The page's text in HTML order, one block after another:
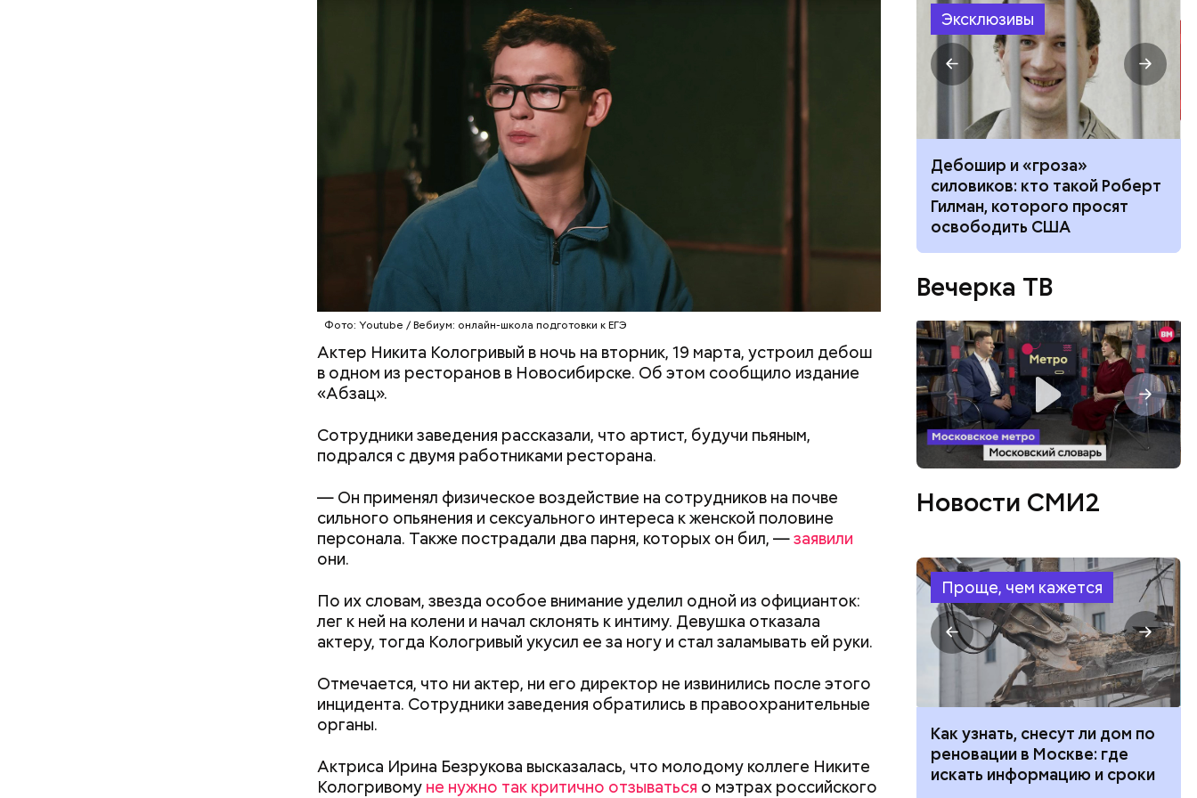
Фото: Youtube / Вебиум: онлайн-школа подготовки к ЕГЭ
Актер Никита Кологривый в ночь на вторник, 19 марта, устроил дебош
в одном из ресторанов в Новосибирске. Об этом сообщило издание
«Абзац».
Сотрудники заведения рассказали, что артист, будучи пьяным,
подрался с двумя работниками ресторана.
— Он применял физическое воздействие на сотрудников на почве
сильного опьянения и сексуального интереса к женской половине
персонала. Также пострадали два парня, которых он бил, —заявили
они.
По их словам, звезда особое внимание уделил одной из официанток:
лег к ней на колени и начал склонять к интиму. Девушка отказала
актеру, тогда Кологривый укусил ее за ногу и стал заламывать ей руки.
Отмечается, что ни актер, ни его директор не извинились после этого
инцидента. Сотрудники заведения обратились в правоохранительные
органы.
Актриса Ирина Безрукова высказалась, что молодому коллеге Никите
Кологривому не нужно так критично отзываться о мэтрах российского
кремний — укрепляет кости, зубы, волосы и ногти и оказывает
омолаживающее действие;
витамин С — работает как антиоксидант, иммуномодулятор,
помогает выработке соединительной ткани, улучшает тургор
клетчатка — достаточно нежная и забирает излишки
холестерина, сахара и соли тяжелых металлов;
контролирует более 300 реакций нашего организма. Также
положительно влияет на нервную систему, успокаивает,
предотвращает спазмы, — пояснила Соломатина.
Вред дыни
Диетолог Соломатина
то не каждый день. Но отмечу, что при термообработке теряются
некоторые его свойства, — напомнила Писарева.
А врач-эндокринолог Алексей Калинчев рассказал, что существует
множество блюд, где используют растение.
Эксклюзивы
Не трясти и не рубить: как
убрать с участка борщевик и
чем засеять почву
Дебошир и «гроза»
силовиков: кто такой Роберт
Гилман, которого просят
освободить США
Вечерка ТВ
Новости СМИ2
Проще, чем кажется
трудной ситуации: кто может
Как узнать, снесут ли дом по
реновации в Москве: где
искать информацию и сроки